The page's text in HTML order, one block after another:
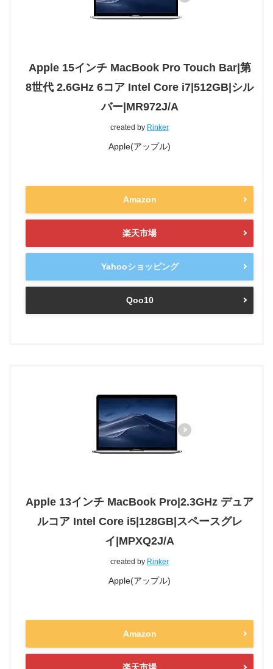
Apple 15インチ MacBook Pro Touch Bar|第
8世代 2.6GHz 6コア Intel Core i7|512GB|シル
バー|MR972J/A
created by Rinker
Apple(アップル)
Amazon
楽天市場
Yahooショッピング
Qoo10
Apple 13インチ MacBook Pro|2.3GHz デュア
ルコア Intel Core i5|128GB|スペースグレ
イ|MPXQ2J/A
created by Rinker
Apple(アップル)
Amazon